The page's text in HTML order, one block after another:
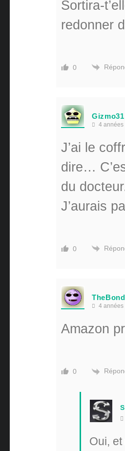
Sortira-
redonner
0
Gizmo31
4 années
J’ai le
dire…
du
J’aurais
0
4 années
Amazon
0
Oui,